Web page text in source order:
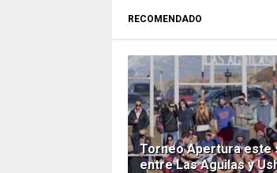
RECOMENDADO
Torneo Apertura este
entre Las Aguilas y